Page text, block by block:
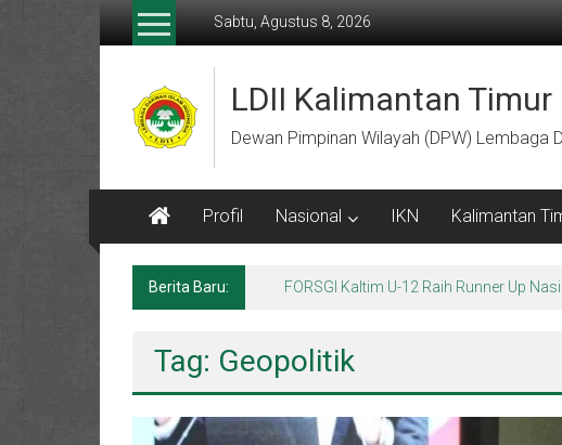
Lompat
Sabtu, Agustus 8, 2026
LDII Kalimantan Timur
Dewan Pimpinan Wilayah (DPW)
Profil Nasional IKN Kalimantan
Berita Baru: Menempa Generasi Muda Berkarakter
Tag: Geopolitik